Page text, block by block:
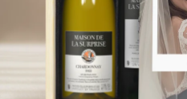
Mit Liebe gemacht, im
Erstelle etwas Einzigartiges
ihrem Namen, deinem Foto
Herzen. Kein Stress, nur
Moment.